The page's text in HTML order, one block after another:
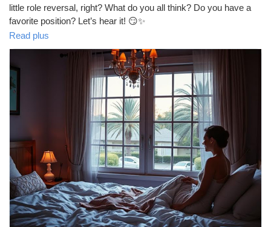
Découvrir Groupes
Mes groupes
Découvrir Pages
Pages aimées
Articles populaires
little role reversal, right? What do you all think? Do you have a
favorite position? Let’s hear it! 😏✨
https://missionarysexpositions.blogspot.com/2025/09/do-men-
like-cowgirl-position.html
#CowgirlPosition #LoveLife #Intimacy #CouplesGoals
#RelationshipTalk
#SpiceItUp #BedroomFun #LoveAndLust
#CoupleVibes #SexualWellness #ExploreTogether
#RomanticNights
#Connection #Trust #FunInTheBedroom
#LoveJourney #CoupleGoals #SexualHealth
#OpenCommunication #Pleasure #IntimateMoments
#RelationshipAdvice
#GoodVibes #HappyCouples #LoveWins
#LetsTalkAboutIt #SpicyConversations #EnjoyTheRide
Read plus